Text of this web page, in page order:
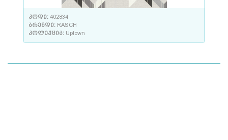
კოდი: 402834
ბრენდი: RASCH
კოლექცია: Uptown